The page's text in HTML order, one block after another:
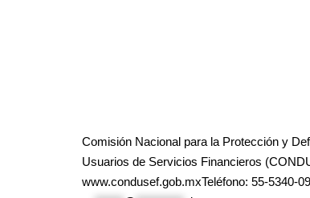
Comisión Nacional para la Protección y
Usuarios de Servicios Financieros
www.condusef.gob.mxTeléfono: 55-5340-